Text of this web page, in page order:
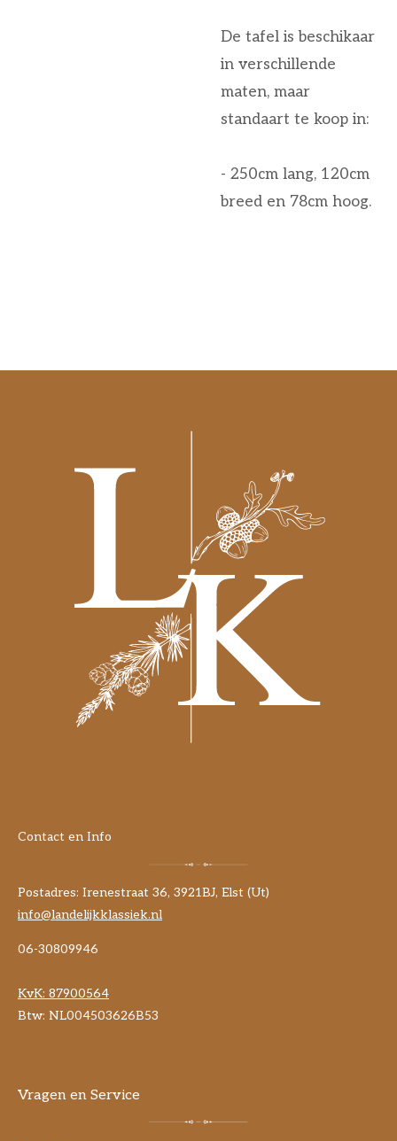
De tafel is beschikaar
in verschillende
maten, maar
standaart te koop in:
- 250cm lang, 120cm
breed en 78cm hoog.
Contact en Info
Postadres: Irenestraat 36, 3921BJ, Elst (Ut)
info@landelijkklassiek.nl
06-30809946
KvK: 87900564
Btw: NL004503626B53
Vragen en Service